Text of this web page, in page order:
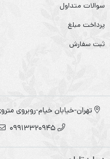
سوالات متداول
پرداخت مبلغ
ثبت سفارش
تهران-خیابان خیام-روبروی متروی مترو ۱۵ خرداد،
09913320945